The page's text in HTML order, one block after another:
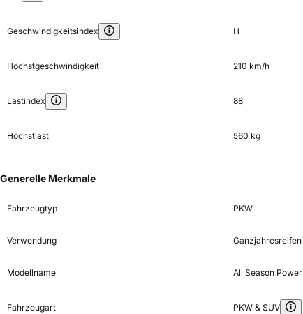
Geschwindigkeitsindex H
Höchstgeschwindigkeit 210 km/h
Lastindex 88
Höchstlast 560 kg
Generelle Merkmale
Fahrzeugtyp PKW
Verwendung Ganzjahresreifen
Modellname All Season Power
Fahrzeugart PKW & SUV